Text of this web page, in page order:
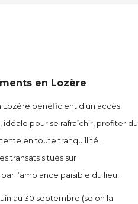
en Lozère
Lozère bénéficient d’un accès
, idéale pour se rafraîchir, profiter du
en toute tranquillité.
transatssitués sur
l’ambiance paisible du lieu.
au 30 septembre (selon la